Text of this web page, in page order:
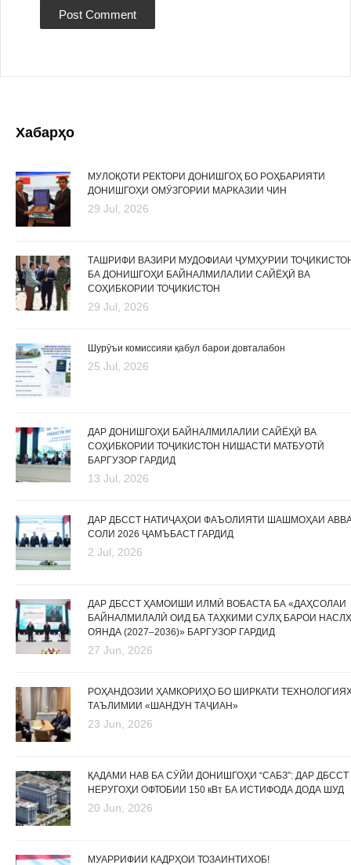
Хабарҳо
МУЛОҚОТИ РЕКТОРИ ДОНИШГОҲ БО РОҲБАРИЯТИ
ДОНИШГОҲИ ОМӮЗГОРИИ МАРКАЗИИ ЧИН
29 Jul, 2026
ТАШРИФИ ВАЗИРИ МУДОФИАИ ҶУМҲУРИИ
БА ДОНИШГОҲИ БАЙНАЛМИЛАЛИИ САЙЁҲӢ ВА
СОҲИБКОРИИ ТОҶИКИСТОН
29 Jul, 2026
Шурӯъи комиссияи қабул барои довталабон
25 Jul, 2026
ДАР ДОНИШГОҲИ БАЙНАЛМИЛАЛИИ САЙЁҲӢ ВА
СОҲИБКОРИИ ТОҶИКИСТОН НИШАСТИ МАТБУОТӢ
БАРГУЗОР ГАРДИД
13 Jul, 2026
ДАР ДБССТ НАТИҶАҲОИ ФАЪОЛИЯТИ ШАШМОҲАИ
СОЛИ 2026 ҶАМЪБАСТ ГАРДИД
2 Jul, 2026
ДАР ДБССТ ҲАМОИШИ ИЛМӢ ВОБАСТА БА «ДАҲСОЛАИ
БАЙНАЛМИЛАЛӢ ОИД БА ТАҲКИМИ СУЛҲ БАРОИ
ОЯНДА (2027–2036)» БАРГУЗОР ГАРДИД
27 Jun, 2026
РОҲАНДОЗИИ ҲАМКОРИҲО БО ШИРКАТИ
ТАЪЛИМИИ «ШАНДУН ТАҶИАН»
23 Jun, 2026
ҚАДАМИ НАВ БА СӮЙИ ДОНИШГОҲИ “САБЗ”: ДАР ДБССТ
НЕРУГОҲИ ОФТОБИИ 150 кВт БА ИСТИФОДА ДОДА ШУД
20 Jun, 2026
МУАРРИФИИ КАДРҲОИ ТОЗАИНТИХОБ!